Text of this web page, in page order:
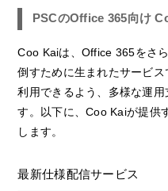
PSCのOffice 365向け
Coo Kaiは、Office 365をさ
倒すために生まれたサービ
利用できるよう、多様な運
す。以下に、Coo Kaiが提供
します。
最新仕様配信サービス